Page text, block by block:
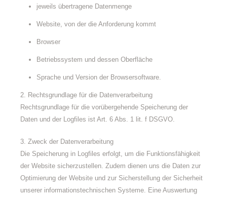
jeweils übertragene Datenmenge
Website, von der die Anforderung kommt
Browser
Betriebssystem und dessen Oberfläche
Sprache und Version der Browsersoftware.
2. Rechtsgrundlage für die Datenverarbeitung
Rechtsgrundlage für die vorübergehende Speicherung der
Daten und der Logfiles ist Art. 6 Abs. 1 lit. f DSGVO.
3. Zweck der Datenverarbeitung
Die Speicherung in Logfiles erfolgt, um die Funktionsfähigkeit
der Website sicherzustellen. Zudem dienen uns die Daten zur
Optimierung der Website und zur Sicherstellung der Sicherheit
unserer informationstechnischen Systeme. Eine Auswertung